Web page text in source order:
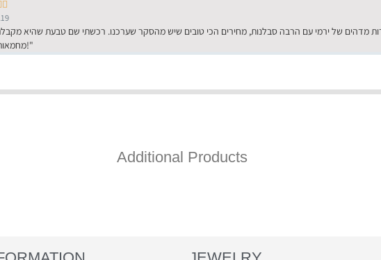

מחמאות. מומלץ מאוד!"
Additional Products